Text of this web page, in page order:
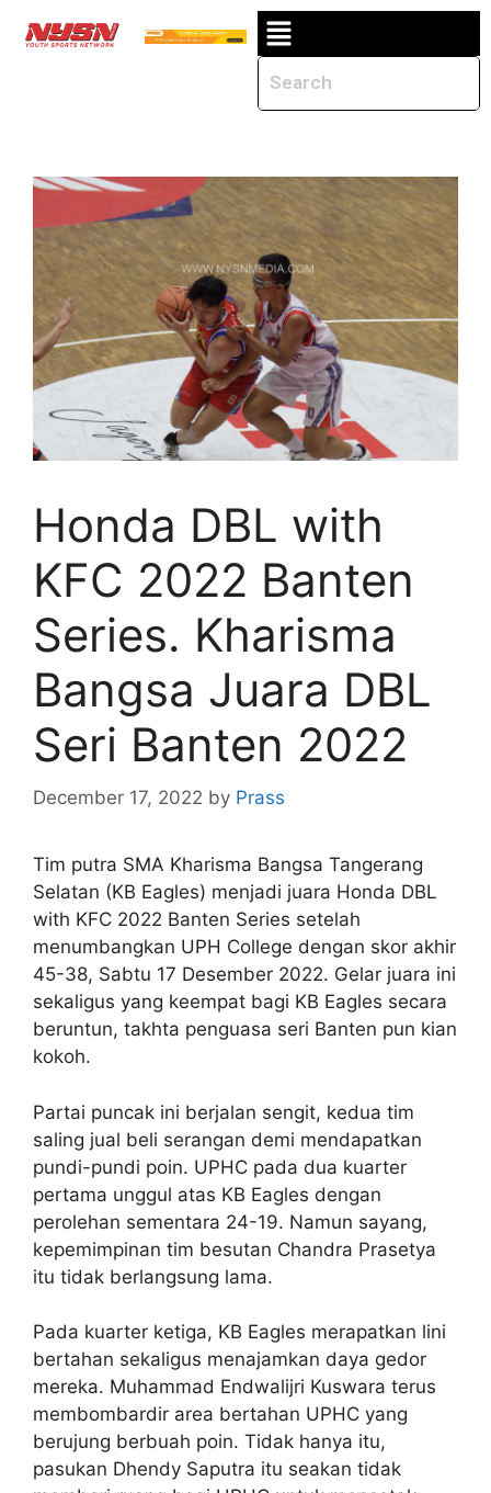
Honda DBL with
KFC 2022 Banten
Series. Kharisma
Bangsa Juara DBL
Seri Banten 2022
December 17, 2022 by Prass
Tim putra SMA Kharisma Bangsa Tangerang
Selatan (KB Eagles) menjadi juara Honda DBL
with KFC 2022 Banten Series setelah
menumbangkan UPH College dengan skor akhir
45-38, Sabtu 17 Desember 2022. Gelar juara ini
sekaligus yang keempat bagi KB Eagles secara
beruntun, takhta penguasa seri Banten pun kian
kokoh.
Partai puncak ini berjalan sengit, kedua tim
saling jual beli serangan demi mendapatkan
pundi-pundi poin. UPHC pada dua kuarter
pertama unggul atas KB Eagles dengan
perolehan sementara 24-19. Namun sayang,
kepemimpinan tim besutan Chandra Prasetya
itu tidak berlangsung lama.
Pada kuarter ketiga, KB Eagles merapatkan lini
bertahan sekaligus menajamkan daya gedor
mereka. Muhammad Endwalijri Kuswara terus
membombardir area bertahan UPHC yang
berujung berbuah poin. Tidak hanya itu,
pasukan Dhendy Saputra itu seakan tidak